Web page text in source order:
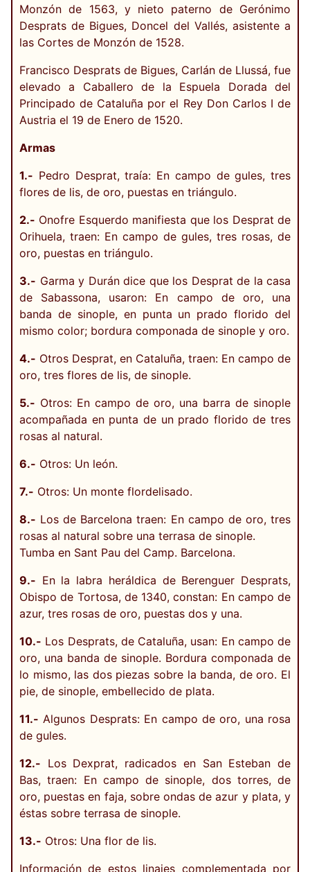
Monzón de 1563, y nieto paterno de Gerónimo
Desprats de Bigues, Doncel del Vallés, asistente a
las Cortes de Monzón de 1528.
Francisco Desprats de Bigues, Carlán de Llussá, fue
elevado a Caballero de la Espuela Dorada del
Principado de Cataluña por el Rey Don Carlos I de
Austria el 19 de Enero de 1520.
Armas
1.- Pedro Desprat, traía: En campo de gules, tres
flores de lis, de oro, puestas en triángulo.
2.- Onofre Esquerdo manifiesta que los Desprat de
Orihuela, traen: En campo de gules, tres rosas, de
oro, puestas en triángulo.
3.- Garma y Durán dice que los Desprat de la casa
de Sabassona, usaron: En campo de oro, una
banda de sinople, en punta un prado florido del
mismo color; bordura componada de sinople y oro.
4.- Otros Desprat, en Cataluña, traen: En campo de
oro, tres flores de lis, de sinople.
5.- Otros: En campo de oro, una barra de sinople
acompañada en punta de un prado florido de tres
rosas al natural.
6.- Otros: Un león.
7.- Otros: Un monte flordelisado.
8.- Los de Barcelona traen: En campo de oro, tres
rosas al natural sobre una terrasa de sinople.
Tumba en Sant Pau del Camp. Barcelona.
9.- En la labra heráldica de Berenguer Desprats,
Obispo de Tortosa, de 1340, constan: En campo de
azur, tres rosas de oro, puestas dos y una.
10.- Los Desprats, de Cataluña, usan: En campo de
oro, una banda de sinople. Bordura componada de
lo mismo, las dos piezas sobre la banda, de oro. El
pie, de sinople, embellecido de plata.
11.- Algunos Desprats: En campo de oro, una rosa
de gules.
12.- Los Dexprat, radicados en San Esteban de
Bas, traen: En campo de sinople, dos torres, de
oro, puestas en faja, sobre ondas de azur y plata, y
éstas sobre terrasa de sinople.
13.- Otros: Una flor de lis.
Información de estos linajes complementada por